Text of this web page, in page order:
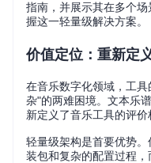
指南，并展示其在多个
握这一轻量级解决方案。
价值定位：重新定
在音乐数字化领域，工
杂"的两难困境。文本乐
新定义了音乐工具的评价
轻量级架构是首要优势
装包和复杂的配置过程